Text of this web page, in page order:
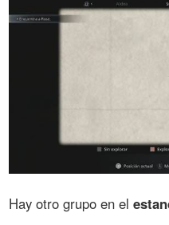
Hay otro grupo en el